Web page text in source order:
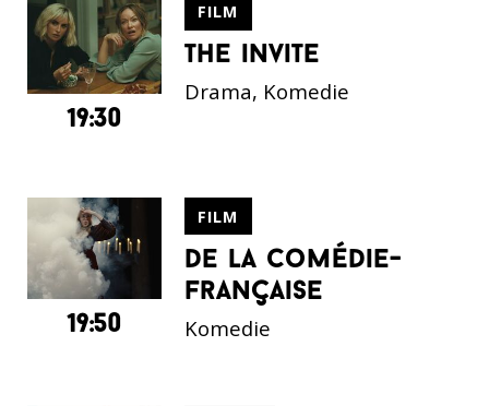
the invite
FILM
Drama, Komedie
19:30
de la comédie-
française
FILM
Komedie
19:50